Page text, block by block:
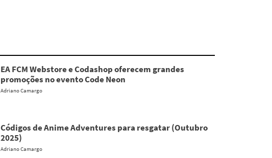
EA FCM Webstore e Codashop oferecem grandes
promoções no evento Code Neon
Adriano Camargo
Códigos de Anime Adventures para resgatar (Outubro
2025)
Adriano Camargo